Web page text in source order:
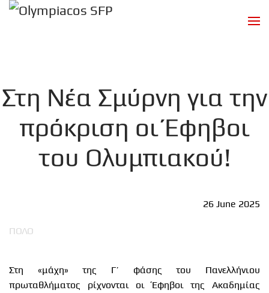
Στη Νέα Σμύρνη για την
πρόκριση οι Έφηβοι
του Ολυμπιακού!
26 June 2025
ΠΟΛΟ
Στη «μάχη» της Γ’ φάσης του Πανελλήνιου
πρωταθλήματος ρίχνονται οι Έφηβοι της Ακαδημίας